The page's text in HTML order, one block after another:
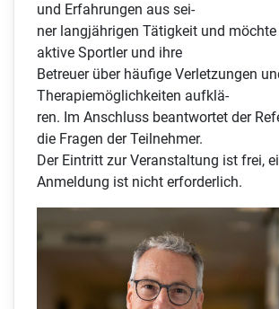
und Erfahrungen aus sei-
ner langjährigen Tätigkeit und
aktive Sportler und ihre
Betreuer über häufige Verletzungen
Therapiemöglichkeiten aufklä-
ren. Im Anschluss beantwortet der
die Fragen der Teilnehmer.
Der Eintritt zur Veranstaltung ist frei,
Anmeldung ist nicht erforderlich.